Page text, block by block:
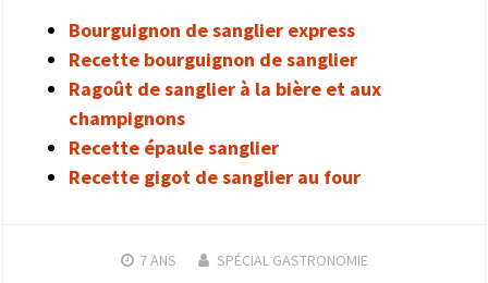
Bourguignon de sanglier express
Recette bourguignon de sanglier
Ragoût de sanglier à la bière et aux
champignons
Recette épaule sanglier
Recette gigot de sanglier au four
7 ANS SPÉCIAL GASTRONOMIE